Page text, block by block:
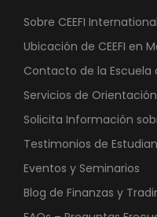
Sobre CEEFI
Ubicación de CEEFI en
Contacto de la Escuela
Servicios de
Solicita Información
Testimonios de
Eventos y Seminarios
Blog de Finanzas y